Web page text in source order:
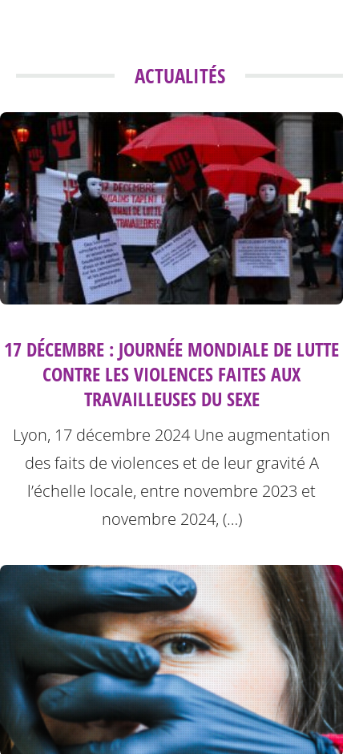
ACTUALITÉS
17 DÉCEMBRE : JOURNÉE MONDIALE DE LUTTE
CONTRE LES VIOLENCES FAITES AUX
TRAVAILLEUSES DU SEXE
Lyon, 17 décembre 2024Une augmentation
des faits de violences et de leur gravité A
l’échelle locale, entre novembre 2023 et
novembre 2024, (…)